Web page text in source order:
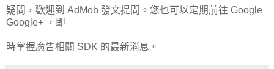
疑問，歡迎到 AdMob 發文提問。您也可以定期前往 Google
Google+ ，即
時掌握廣告相關 SDK 的最新消息。